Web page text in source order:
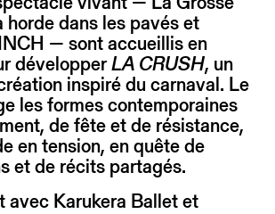
horde dans les pavés et
— sont accueillis en
développerLA CRUSH, un
inspiré du carnaval. Le
les formes contemporaines
de fête et de résistance,
en tension, en quête de
et de récits partagés.
avec Karukera Ballet et